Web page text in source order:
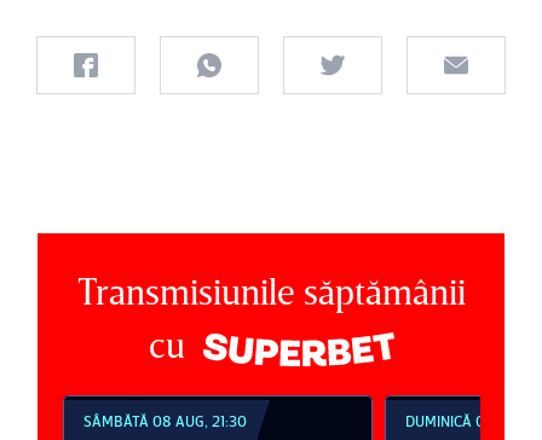
Transmisiunile săptămânii
cu
SÂMBĂTĂ 08 AUG, 21:30 DUMINICĂ 09 AUG,